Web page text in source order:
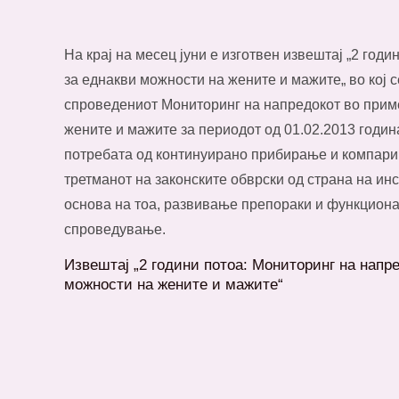
На крај на месец јуни е изготвен извештај „2
за еднакви можности на жените и мажите„ во кој
спроведениот Мониторинг на напредокот во
жените и мажите за периодот од 01.02.2013
потребата од континуирано прибирање и
третманот на законските обврски од страна на
основа на тоа, развивање препораки и
спроведување.
Извештај „2 години потоа: Мониторинг на
можности на жените и мажите“